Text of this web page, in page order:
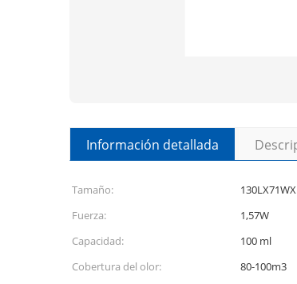
Información detallada
Tamaño:
Fuerza:
1,57W
Capacidad:
100 ml
Cobertura del olor:
80-100m3